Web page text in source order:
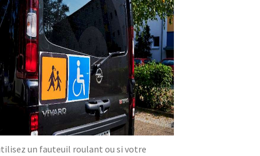
un fauteuil roulant ou si votre